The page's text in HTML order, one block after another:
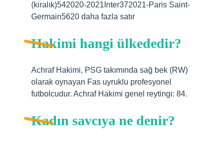
(kiralık)542020-2021Inter372021-Paris Saint-
Germain5620 daha fazla satır
Hakimi hangi ülkededir?
Achraf Hakimi, PSG takımında sağ bek (RW)
olarak oynayan Fas uyruklu profesyonel
futbolcudur. Achraf Hakimi genel reytingi: 84.
Kadın savcıya ne denir?